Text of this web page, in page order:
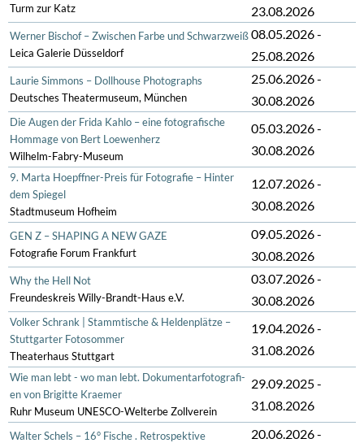
Turm zur Katz
23.08.2026
Werner Bischof – Zwischen Farbe und Schwarzweiß
Leica Galerie Düsseldorf
08.05.2026-
25.08.2026
Laurie Simmons – Dollhouse Photographs
Deutsches Theatermuseum, München
25.06.2026-
30.08.2026
Die Augen der Frida Kahlo – eine fotografische
Hommage von Bert Loewenherz
Wilhelm-Fabry-Museum
05.03.2026-
30.08.2026
9. Marta Hoepffner-Preis für Fotografie – Hinter
dem Spiegel
Stadtmuseum Hofheim
12.07.2026-
30.08.2026
GEN Z – SHAPING A NEW GAZE
Fotografie Forum Frankfurt
09.05.2026-
30.08.2026
Why the Hell Not
Freundeskreis Willy-Brandt-Haus e.V.
03.07.2026-
30.08.2026
Volker Schrank | Stammtische & Heldenplätze –
Stuttgarter Fotosommer
Theaterhaus Stuttgart
19.04.2026-
31.08.2026
Wie man lebt - wo man lebt. Do­ku­men­tar­fo­to­gra­fi­
en von Brigitte Kraemer
Ruhr Museum UNESCO-Welterbe Zollverein
29.09.2025-
31.08.2026
Walter Schels – 16° Fische . Retrospektive
20.06.2026-